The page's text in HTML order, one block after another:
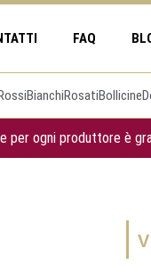
FAQ
BianchiRosatiBollicine
per ogni produttore è